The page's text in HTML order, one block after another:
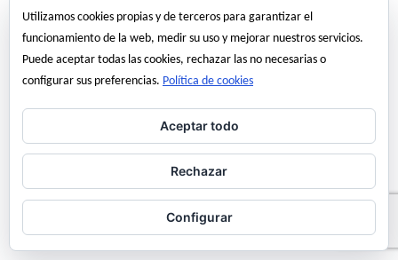
300.000 Km/s, navegando por el cual, podemos conocer la edad de
las parcelas urbanas y el patrimonio arquitectónico de la ciudad. Esta
cartografía dinámica ofrece una visión de más de 2.000 años de
historia, cerca de 70.000 parcelas y 3.000 monumentos protegidos.
23 abril, 2014 angel martinez
Utilizamos cookies propias y de terceros para garantizar el
funcionamiento de la web, medir su uso y mejorar nuestros servicios.
Puede aceptar todas las cookies, rechazar las no necesarias o
configurar sus preferencias. Política de cookies
Aceptar todo
Rechazar
Configurar